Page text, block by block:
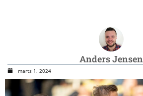
Anders Jensen
marts 1, 2024